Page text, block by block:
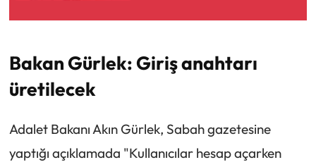
Bakan Gürlek: Giriş anahtarı
üretilecek
Adalet Bakanı Akın Gürlek, Sabah gazetesine
yaptığı açıklamada "Kullanıcılar hesap açarken